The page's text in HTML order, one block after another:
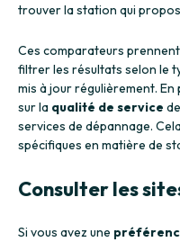
trouver la station qui
Ces comparateurs
filtrer les résultats selon le
mis à jour régulièrement. En
sur la qualité de service
services de dépannage.
spécifiques en matière de
Consulter les
Si vous avez une